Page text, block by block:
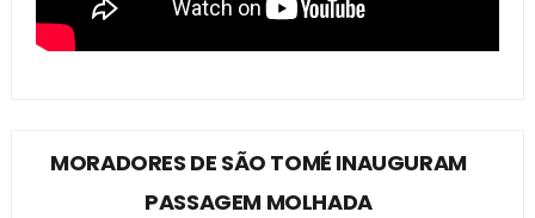
MORADORES DE SÃO TOMÉ INAUGURAM
PASSAGEM MOLHADA